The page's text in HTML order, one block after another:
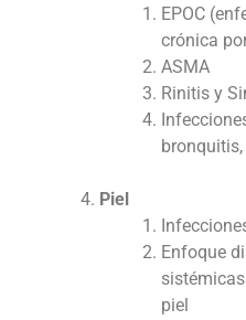
EPOC
crónica
ASMA
Rinitis y
Piel
Enfoque
piel